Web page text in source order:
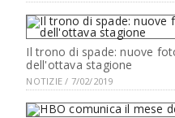
Il trono di spade: nuove
dell'ottava stagione
NOTIZIE / 7/02/2019